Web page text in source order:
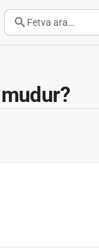
Fetva ara…